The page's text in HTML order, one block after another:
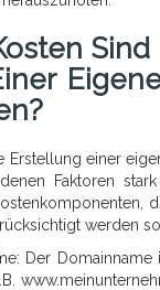
Sind
Erstellung einer
Faktoren
werden
Der